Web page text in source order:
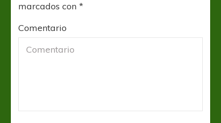
marcados con*
Comentario